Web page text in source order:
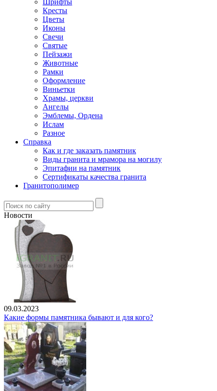
Шрифты
Кресты
Цветы
Иконы
Свечи
Святые
Пейзажи
Животные
Рамки
Оформление
Виньетки
Храмы, церкви
Ангелы
Эмблемы, Ордена
Ислам
Разное
Справка
Как и где заказать памятник
Виды гранита и мрамора на могилу
Эпитафии на памятник
Сертификаты качества гранита
Гранитополимер
Новости
09.03.2023
Какие формы памятника бывают и для кого?